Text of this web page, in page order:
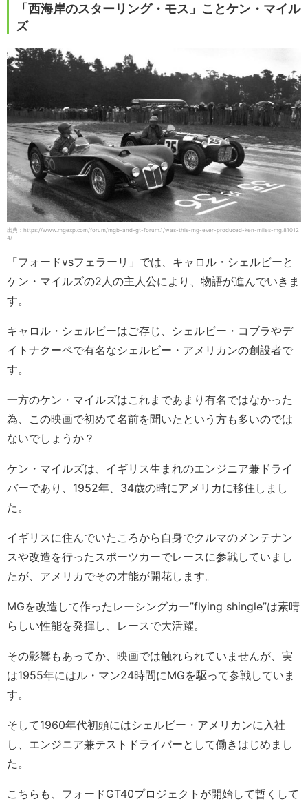
「西海岸のスターリング・モス」ことケン・マイル
ズ
出典：https://www.mgexp.com/forum/mgb-and-gt-forum.1/was-this-mg-ever-produced-ken-miles-mg.81012
4/
「フォードvsフェラーリ」では、キャロル・シェルビーと
ケン・マイルズの2人の主人公により、物語が進んでいきま
す。
キャロル・シェルビーはご存じ、シェルビー・コブラやデ
イトナクーペで有名なシェルビー・アメリカンの創設者で
す。
一方のケン・マイルズはこれまであまり有名ではなかった
為、この映画で初めて名前を聞いたという方も多いのでは
ないでしょうか？
ケン・マイルズは、イギリス生まれのエンジニア兼ドライ
バーであり、1952年、34歳の時にアメリカに移住しまし
た。
イギリスに住んでいたころから自身でクルマのメンテナン
スや改造を行ったスポーツカーでレースに参戦していまし
たが、アメリカでその才能が開花します。
MGを改造して作ったレーシングカー”flying shingle”は素晴
らしい性能を発揮し、レースで大活躍。
その影響もあってか、映画では触れられていませんが、実
は1955年にはル・マン24時間にMGを駆って参戦していま
す。
そして1960年代初頭にはシェルビー・アメリカンに入社
し、エンジニア兼テストドライバーとして働きはじめまし
た。
こちらも、フォードGT40プロジェクトが開始して暫くして